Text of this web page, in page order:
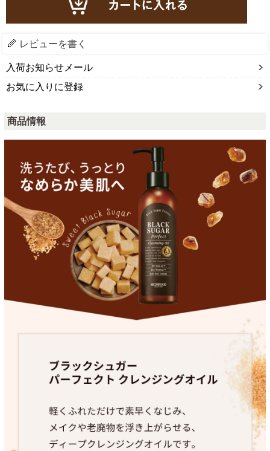
レビューを書く
入荷お知らせメール
お気に入りに登録
商品情報